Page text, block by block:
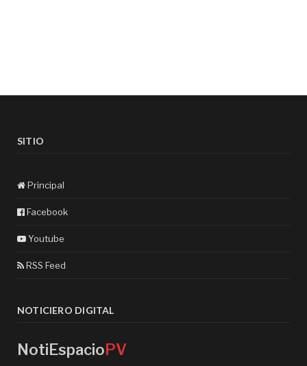
SITIO
Principal
Facebook
Youtube
RSS Feed
NOTICIERO DIGITAL
NotiEspacio PV